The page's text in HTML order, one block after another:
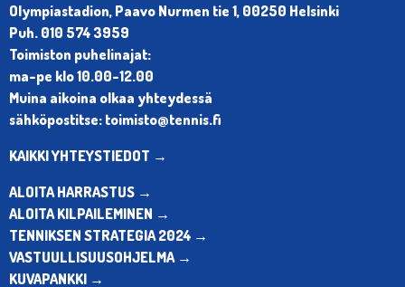
Olympiastadion, Paavo Nurmen tie 1, 00250 Helsinki
Puh. 010 574 3959
Toimiston puhelinajat:
ma-pe klo 10.00-12.00
Muina aikoina olkaa yhteydessä
sähköpostitse: toimisto@tennis.fi
KAIKKI YHTEYSTIEDOT →
ALOITA HARRASTUS →
ALOITA KILPAILEMINEN →
TENNIKSEN STRATEGIA 2024 →
VASTUULLISUUSOHJELMA →
KUVAPANKKI →